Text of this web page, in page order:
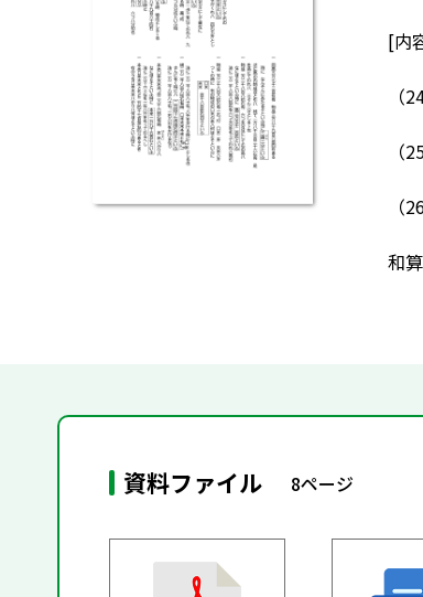
[内
（
（
（
和
資料ファイル 8ページ